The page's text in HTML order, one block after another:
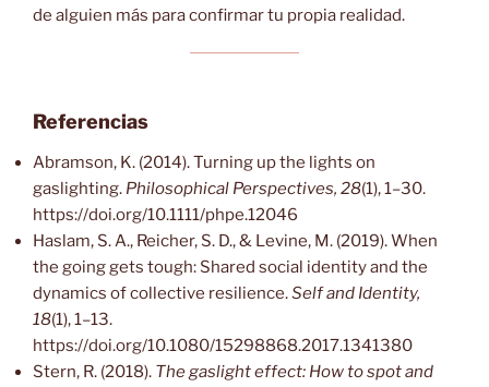
de alguien más para confirmar tu propia realidad.
Referencias
Abramson, K. (2014). Turning up the lights on
gaslighting. Philosophical Perspectives, 28(1), 1–30.
https://doi.org/10.1111/phpe.12046
Haslam, S. A., Reicher, S. D., & Levine, M. (2019). When
the going gets tough: Shared social identity and the
dynamics of collective resilience.Self and Identity,
18(1), 1–13.
https://doi.org/10.1080/15298868.2017.1341380
Stern, R. (2018). The gaslight effect: How to spot and